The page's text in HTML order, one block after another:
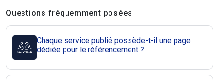
Questions et réponses
Questions fréquemment posées
Chaque service publié possède-t-il une page
dédiée pour le référencement ?